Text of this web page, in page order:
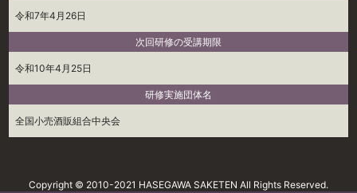
令和7年4月26日
次回研修の受講期限
令和10年4月25日
研修実施団体名
全国小売酒販組合中央会
Copyright © 2010-2021 HASEGAWA SAKETEN All Rights Reserved.